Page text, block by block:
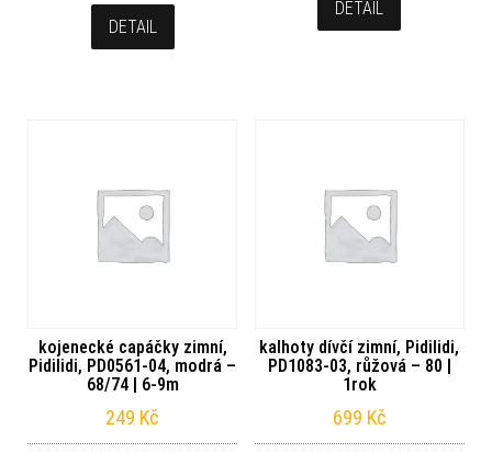
DETAIL
DETAIL
kojenecké capáčky zimní,
Pidilidi, PD0561-04, modrá –
68/74 | 6-9m
249 Kč
kalhoty dívčí zimní, Pidilidi,
PD1083-03, růžová – 80 |
1rok
699 Kč